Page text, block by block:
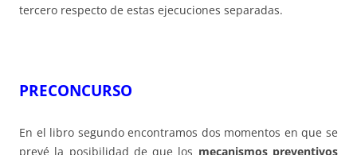
tercero respecto de estas ejecuciones separadas.
PRECONCURSO
En el libro segundo encontramos dos momentos en que se
prevé la posibilidad de que los mecanismos preventivos